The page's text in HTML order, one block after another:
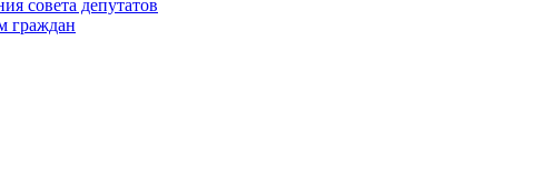
совета депутатов
граждан